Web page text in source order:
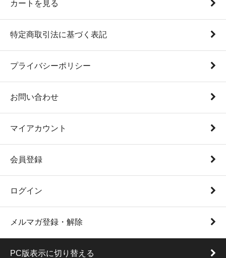
カートを見る
特定商取引法に基づく表記
プライバシーポリシー
お問い合わせ
マイアカウント
会員登録
ログイン
メルマガ登録・解除
PC版表示に切り替える